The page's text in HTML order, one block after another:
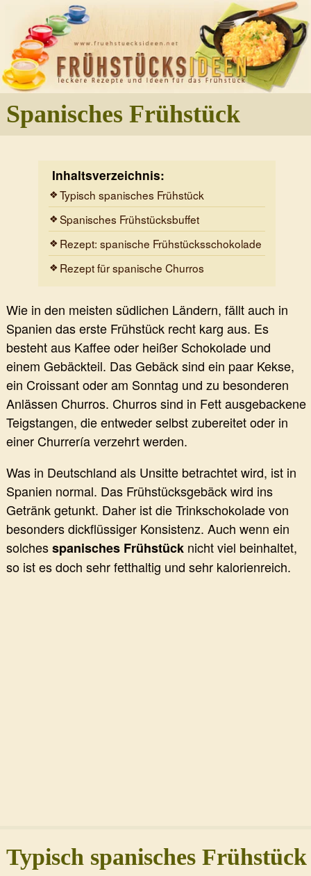
Spanisches Frühstück
Inhaltsverzeichnis:
Typisch spanisches Frühstück
Spanisches Frühstücksbuffet
Rezept: spanische Frühstücksschokolade
Rezept für spanische Churros
Wie in den meisten südlichen Ländern, fällt auch in
Spanien das erste Frühstück recht karg aus. Es
besteht aus Kaffee oder heißer Schokolade und
einem Gebäckteil. Das Gebäck sind ein paar Kekse,
ein Croissant oder am Sonntag und zu besonderen
Anlässen Churros. Churros sind in Fett ausgebackene
Teigstangen, die entweder selbst zubereitet oder in
einer Churrería verzehrt werden.
Was in Deutschland als Unsitte betrachtet wird, ist in
Spanien normal. Das Frühstücksgebäck wird ins
Getränk getunkt. Daher ist die Trinkschokolade von
besonders dickflüssiger Konsistenz. Auch wenn ein
solchesspanisches Frühstücknicht viel beinhaltet,
so ist es doch sehr fetthaltig und sehr kalorienreich.
Typisch spanisches Frühstück